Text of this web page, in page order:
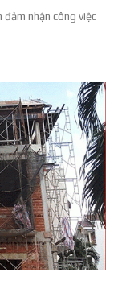
đảm nhận công việc